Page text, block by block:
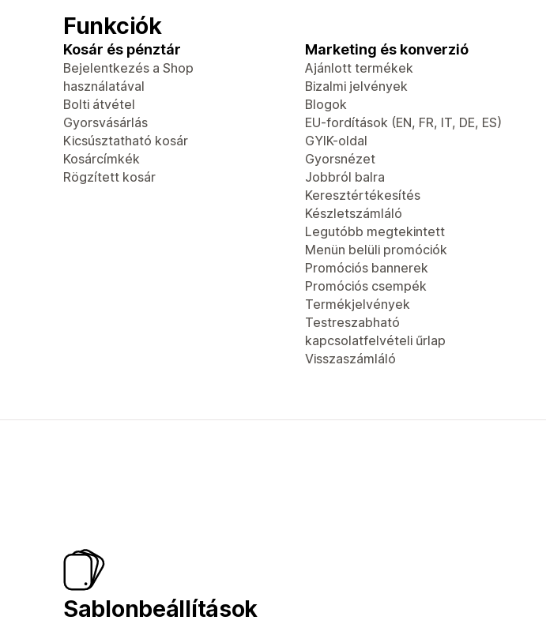
Funkciók
Kosár és pénztár
Bejelentkezés a Shop
használatával
Bolti átvétel
Gyorsvásárlás
Kicsúsztatható kosár
Kosárcímkék
Rögzített kosár
Marketing és konverzió
Ajánlott termékek
Bizalmi jelvények
Blogok
EU-fordítások (EN, FR, IT, DE, ES)
GYIK-oldal
Gyorsnézet
Jobbról balra
Keresztértékesítés
Készletszámláló
Legutóbb megtekintett
Menün belüli promóciók
Promóciós bannerek
Promóciós csempék
Termékjelvények
Testreszabható
kapcsolatfelvételi űrlap
Visszaszámláló
Sablonbeállítások